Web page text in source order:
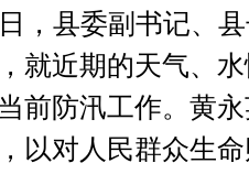
，县委副书记、
就近期的天气、
前防汛工作。黄
，以对人民群众生